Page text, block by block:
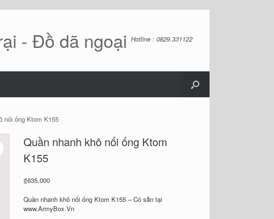
- Đồ dã ngoại Hotline : 0829.331122
nối ống Ktom K155
Quần nhanh khô nối ống Ktom
K155
₫635,000
Quần nhanh khô nối ống Ktom K155 – Có sẵn tại
www.ArmyBox.Vn